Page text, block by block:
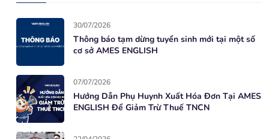
30/07/2026
Thông báo tạm dừng tuyển sinh mới tại một số
cơ sở AMES ENGLISH
07/07/2026
Hướng Dẫn Phụ Huynh Xuất Hóa Đơn Tại AMES
ENGLISH Để Giảm Trừ Thuế TNCN